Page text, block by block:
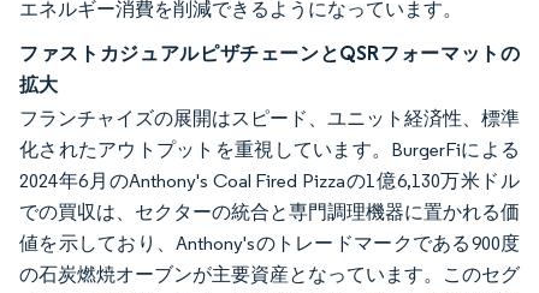
エネルギー消費を削減できるようになっています。
ファストカジュアルピザチェーンとQSRフォーマットの
拡大
フランチャイズの展開はスピード、ユニット経済性、標準
化されたアウトプットを重視しています。BurgerFiによる
2024年6月のAnthony's Coal Fired Pizzaの1億6,130万米ドル
での買収は、セクターの統合と専門調理機器に置かれる価
値を示しており、Anthony'sのトレードマークである900度
の石炭燃焼オーブンが主要資産となっています。このセグ